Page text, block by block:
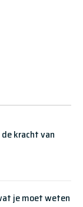
kracht van
je moet weten